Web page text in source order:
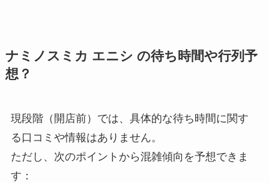
ナミノスミカ エニシ の待ち時間や行列予
想？
現段階（開店前）では、具体的な待ち時間に関す
る口コミや情報はありません。
ただし、次のポイントから混雑傾向を予想できま
す：